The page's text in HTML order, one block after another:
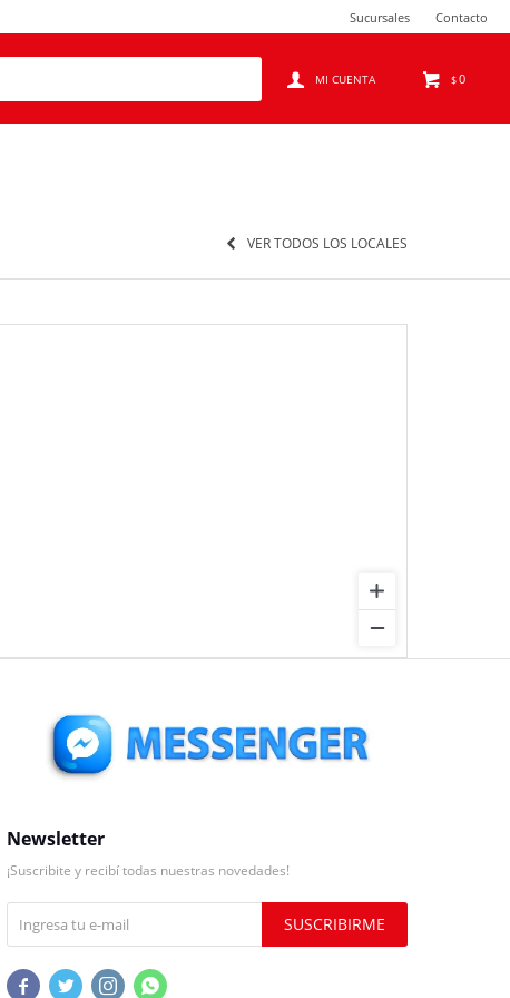
$0
Sucursales Contacto
VER TODOS LOS LOCALES
Newsletter
¡Suscribite y recibí todas nuestras novedades!
SUSCRIBIRME
   